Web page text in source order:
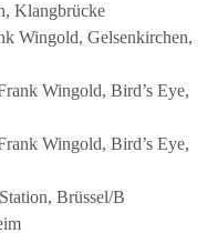
Klangbrücke
Wingold, Gelsenkirchen,
Wingold, Bird’s Eye,
Wingold, Bird’s Eye,
Brüssel/B